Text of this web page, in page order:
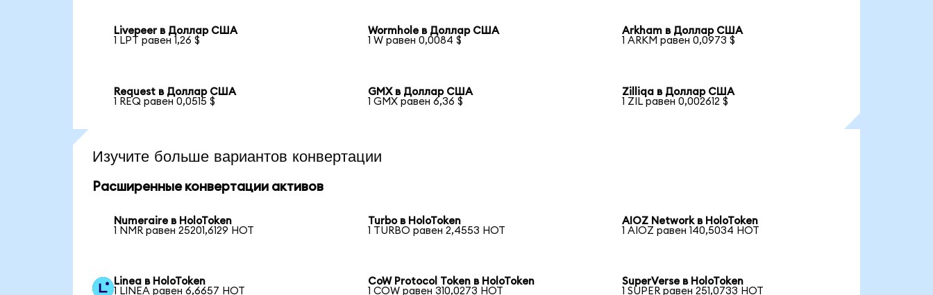
Livepeer в Доллар США
1 LPT равен 1,26 $
Wormhole в Доллар США
1 W равен 0,0084 $
Arkham в Доллар США
1 ARKM равен 0,0973 $
Request в Доллар США
1 REQ равен 0,0515 $
GMX в Доллар США
1 GMX равен 6,36 $
Zilliqa в Доллар США
1 ZIL равен 0,002612 $
Изучите больше вариантов конвертации
Расширенные конвертации активов
Numeraire в HoloToken
1 NMR равен 25201,6129 HOT
Turbo в HoloToken
1 TURBO равен 2,4553 HOT
AIOZ Network в HoloToken
1 AIOZ равен 140,5034 HOT
Linea в HoloToken
1 LINEA равен 6,6657 HOT
CoW Protocol Token в HoloToken
1 COW равен 310,0273 HOT
SuperVerse в HoloToken
1 SUPER равен 251,0733 HOT